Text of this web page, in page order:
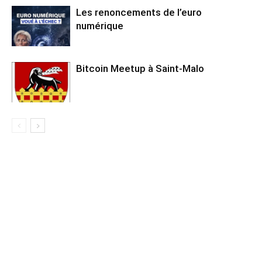
Les renoncements de l’euro
numérique
Bitcoin Meetup à Saint-Malo